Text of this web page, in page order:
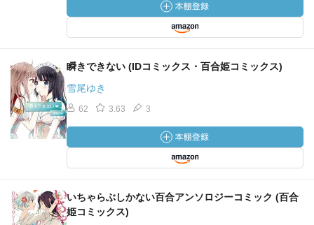
瞬きできない (IDコミックス・百合姫コミックス)
雪尾ゆき
62 3.63 3
いちゃらぶしかない百合アンソロジーコミック (百合
姫コミックス)